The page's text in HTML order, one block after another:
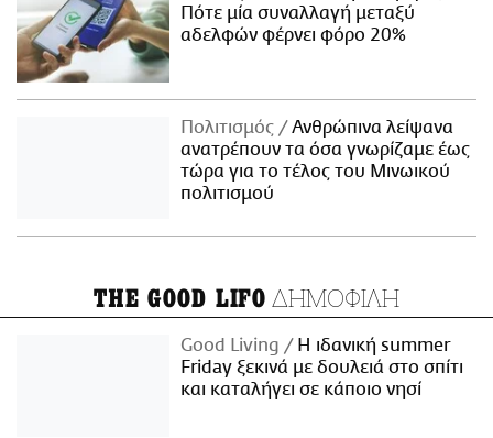
Πότε μία συναλλαγή μεταξύ
αδελφών φέρνει φόρο 20%
Πολιτισμός
Ανθρώπινα λείψανα
ανατρέπουν τα όσα γνωρίζαμε έως
τώρα για το τέλος του Μινωικού
πολιτισμού
THE GOOD LIFO ΔΗΜΟΦΙΛΗ
Good Living
Η ιδανική summer
Friday ξεκινά με δουλειά στο σπίτι
και καταλήγει σε κάποιο νησί